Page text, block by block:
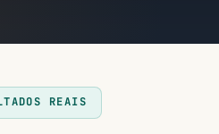
REAIS